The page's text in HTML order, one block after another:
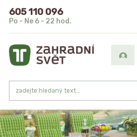
605 110 096
Po - Ne 6 - 22 hod.